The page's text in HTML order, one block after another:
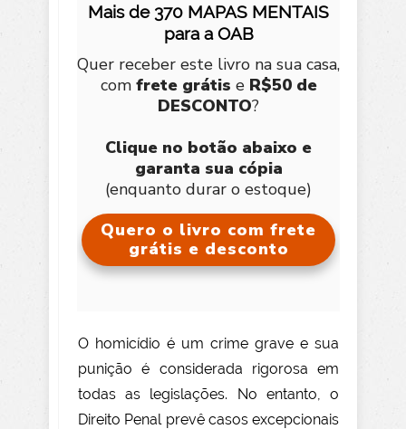
Mais de 370 MAPAS MENTAIS
para a OAB
Quer receber este livro na sua casa,
com frete grátis e R$50 de
DESCONTO?
Clique no botão abaixo e
garanta sua cópia
(enquanto durar o estoque)
Quero o livro com frete
grátis e desconto
O homicídio é um crime grave e sua
punição é considerada rigorosa em
todas as legislações. No entanto, o
Direito Penal prevê casos excepcionais